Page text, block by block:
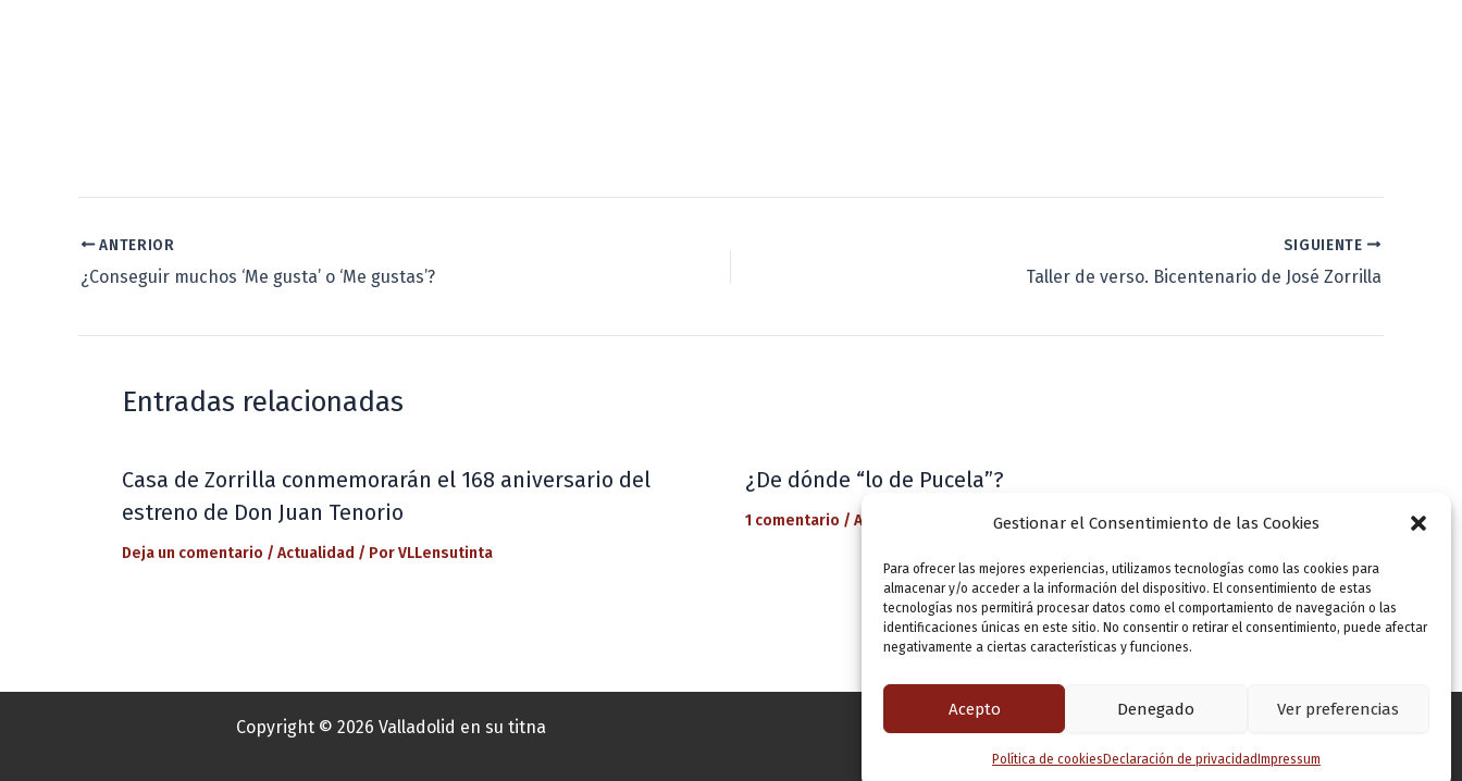
Gestionar el Consentimiento de las Cookies
Para ofrecer las mejores experiencias, utilizamos tecnologías como las cookies para
almacenar y/o acceder a la información del dispositivo. El consentimiento de estas
tecnologías nos permitirá procesar datos como el comportamiento de navegación o las
identificaciones únicas en este sitio. No consentir o retirar el consentimiento, puede afectar
negativamente a ciertas características y funciones.
Acepto Denegado Ver preferencias
Política de cookies Declaración de privacidad Impressum
ANTERIOR
¿Conseguir muchos ‘Me gusta’ o ‘Me gustas’?
SIGUIENTE
Taller de verso. Bicentenario de José Zorrilla
Entradas relacionadas
Casa de Zorrilla conmemorarán el 168 aniversario del
estreno de Don Juan Tenorio
Deja un comentario / Actualidad / PorVLLensutinta
¿De dónde “lo de Pucela”?
1 comentario / Actualidad VLLensutinta
Copyright © 2026 Valladolid en su titna